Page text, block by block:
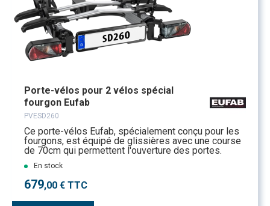
Porte-vélos pour 2 vélos spécial
fourgon Eufab
PVESD260
Ce porte-vélos Eufab, spécialement conçu pour les
fourgons, est équipé de glissières avec une course
de 70cm qui permettent l'ouverture des portes.
En stock
679,00 € TTC